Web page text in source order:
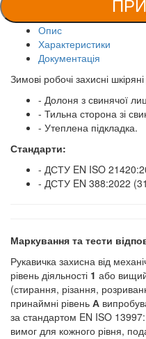
Опис
Характеристики
Документація
Зимові робочі захисні
- Долоня з свинячої
- Тильна сторона зі
- Утеплена підкладка.
Стандарти:
- ДСТУ EN ISO
- ДСТУ EN 388:2022
Маркування та тести
Рукавичка захисна від
рівень діяльності 1 або
(стирання, різання,
принаймні рівень А
за стандартом EN ISO
вимог для кожного рівня,